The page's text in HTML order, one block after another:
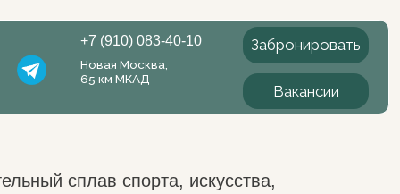
(910) 083-40-10 Забронировать
Москва,
км МКАД
Вакансии
Москва,
км МКАД
партнерами и